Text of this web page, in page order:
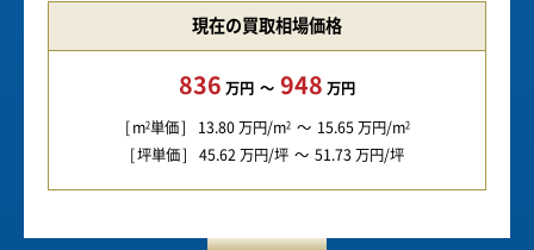
現在の買取相場価格
836 万円 948 万円
m2単価 13.80 万円/m2 15.65 万円/m2
坪単価 45.62 万円/坪 51.73 万円/坪